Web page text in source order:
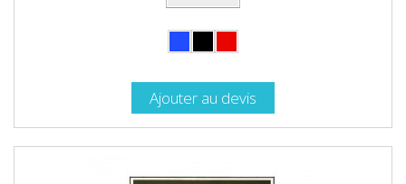
Ajouter au devis